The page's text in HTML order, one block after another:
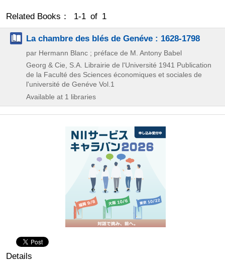
Related Books： 1-1 of 1
La chambre des blés de Genéve : 1628-1798
par Hermann Blanc ; préface de M. Antony Babel
Georg & Cie, S.A. Librairie de l'Université 1941 Publication
de la Faculté des Sciences économiques et sociales de
l'université de Genéve Vol.1
Available at 1 libraries
Details